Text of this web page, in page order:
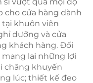
cho cửa hàng dành
khuôn viên
dưỡng và cửa
khách hàng. Đối
lại những lợi
chăng khuyến
lúc; thiết kế đeo